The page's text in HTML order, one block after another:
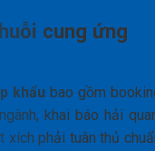
cung ứng
khẩu bao gồm
khai báo hải
xích phải tuân thủ